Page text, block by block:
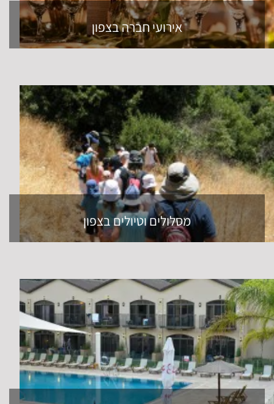
אירועי חברה בצפון
מסלולים וטיולים בצפון